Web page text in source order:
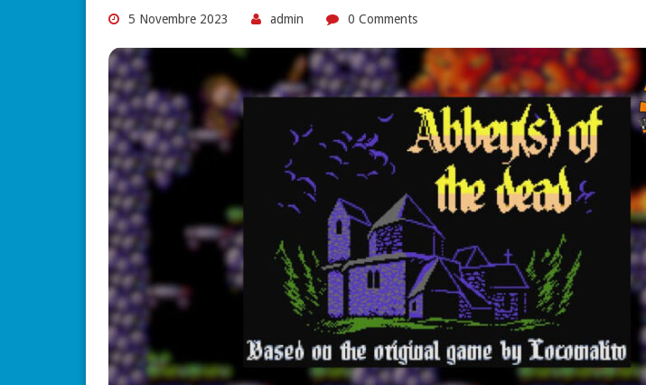
5 Novembre 2023 admin 0 Comments